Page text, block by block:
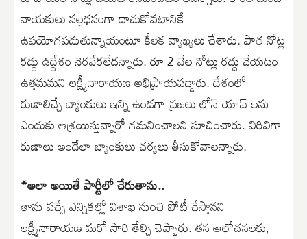
నాయకులు నల్లధనంగా దాచుకోవటానికే
ఉపయోగపడుతున్నాయంటూ కీలక వ్యాఖ్యలు చేశారు. పాత నోట్ల
రద్దు ఉద్దేశం నెరవేరలేదన్నారు. రూ 2 వేల నోట్లు రద్దు చేయటం
ఉత్తమమని లక్ష్మీనారాయణ అభిప్రాయపడ్డారు. దేశంలో
రుణాలిచ్చే బ్యాంకులు ఇన్ని ఉండగా ప్రజలు లోన్ యాప్ లను
ఎందుకు ఆశ్రయిస్తున్నారో గమనించాలని సూచించారు. విరివిగా
రుణాలు అందేలా బ్యాంకులు చర్యలు తీసుకోవాలన్నారు.
*అలా అయితే పార్టీలో చేరుతాను..
తాను వచ్చే ఎన్నికల్లో విశాఖ నుంచి పోటీ చేస్తానని
లక్ష్మీనారాయణ మరో సారి తేల్చి చెప్పారు. తన ఆలోచనలకు,